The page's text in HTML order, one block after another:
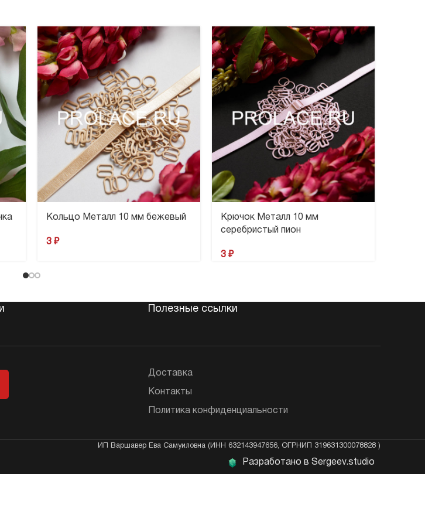
Кольцо Металл 10 мм бежевый
3 ₽
Крючок Металл 10 мм
серебристый пион
3 ₽
Полезные ссылки
Доставка
Контакты
Политика конфиденциальности
ИП Варшавер Ева Самуиловна (ИНН 632143947656, ОГРНИП 319631300078828 )
Разработано в Sergeev.studio